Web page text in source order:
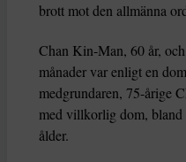
brott mot den allmänna
Chan Kin-Man, 60 år,
månader var enligt en
medgrundaren, 75-årige
med villkorlig dom, bland
ålder.